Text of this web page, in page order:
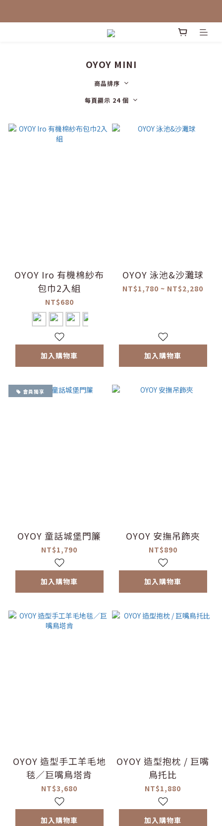
OYOY MINI
商品排序
每頁顯示 24 個
OYOY Iro 有機棉紗布
包巾2入組
NT$680
加入購物車
OYOY 泳池&沙灘球
NT$1,780 ~ NT$2,280
加入購物車
會員獨享
OYOY 童話城堡門簾
NT$1,790
加入購物車
OYOY 安撫吊飾夾
NT$890
加入購物車
OYOY 造型手工羊毛地
毯／巨嘴鳥塔肯
NT$3,680
加入購物車
OYOY 造型抱枕 / 巨嘴
鳥托比
NT$1,880
加入購物車